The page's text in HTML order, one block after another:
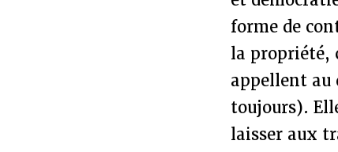
forme de
la propriété,
appellent au
toujours).
laisser aux